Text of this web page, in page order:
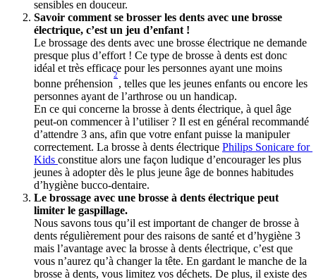
sensibles en douceur.
Savoir comment se brosser les dents avec une brosse
électrique, c’est un jeu d’enfant !
Le brossage des dents avec une brosse électrique ne demande
presque plus d’effort ! Ce type de brosse à dents est donc
idéal et très efficace pour les personnes ayant une moins
bonne préhension
2
, telles que les jeunes enfants ou encore les
personnes ayant de l’arthrose ou un handicap.
En ce qui concerne la brosse à dents électrique, à quel âge
peut-on commencer à l’utiliser ? Il est en général recommandé
d’attendre 3 ans, afin que votre enfant puisse la manipuler
correctement. La brosse à dents électrique Philips Sonicare for
Kids constitue alors une façon ludique d’encourager les plus
jeunes à adopter dès le plus jeune âge de bonnes habitudes
d’hygiène bucco-dentaire.
Le brossage avec une brosse à dents électrique peut
limiter le gaspillage.
Nous savons tous qu’il est important de changer de brosse à
dents régulièrement pour des raisons de santé et d’hygiène 3
mais l’avantage avec la brosse à dents électrique, c’est que
vous n’aurez qu’à changer la tête. En gardant le manche de la
brosse à dents, vous limitez vos déchets. De plus, il existe des